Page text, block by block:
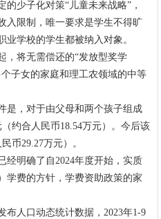
少子化对策“儿童未来战略”，
入限制，唯一要求是学生不得旷
学校的学生都被纳入对象。
将无需偿还的“发放型奖学
子女的家庭和理工农领域的中等
，对于由父母和两个孩子组成
约合人民币18.54万元）。今后该
币29.27万元）。
明确了自2024年度开始，实质
学费的方针，学费资助政策的家
人口动态统计数据，2023年1-9